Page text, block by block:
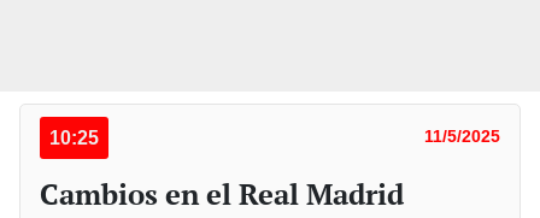
10:25 11/5/2025
Cambios en el Real Madrid